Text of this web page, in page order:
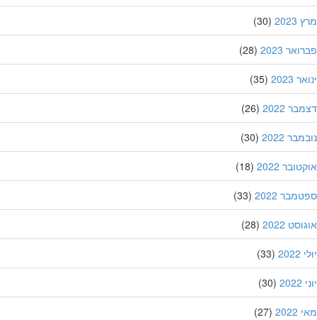
(30)
2023
(28)
2023
(35)
2022
(26)
2022
(30)
2022
(18)
2022
(33)
2022
(28)
(33)
(30)
(27)